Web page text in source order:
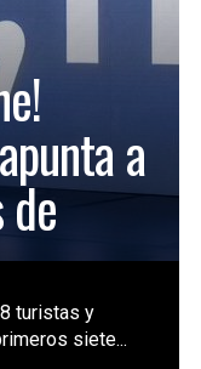
a
turistas y
siete...